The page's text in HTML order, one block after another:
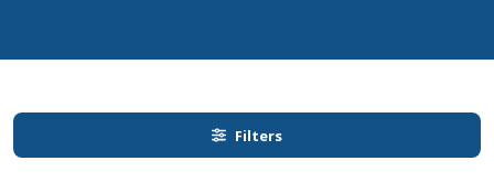
Filters